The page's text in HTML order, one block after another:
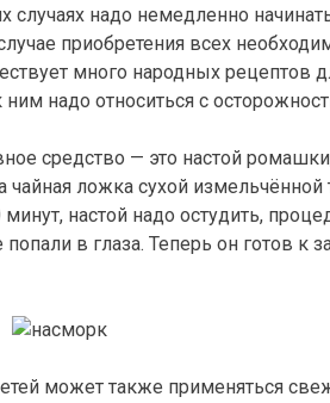
случаях надо немедленно
приобретения всех
много народных рецептов
надо относиться с
средство — это настой
чайная ложка сухой
настой надо остудить,
в глаза. Теперь он готов
может также применяться